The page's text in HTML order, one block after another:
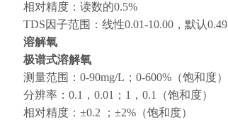
相对精度：读数的0.5%
TDS因子范围：线性0.01-10.00，默认0.49
溶解氧
极谱式溶解氧
测量范围：0-90mg/L；0-600%（饱和度）
分辨率：0.1，0.01；1，0.1（饱和度）
相对精度：±0.2 ；±2%（饱和度）